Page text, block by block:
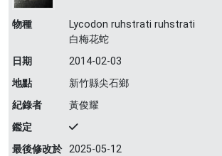
物種
Lycodon ruhstrati ruhstrati
白梅花蛇
日期
2014-02-03
地點
新竹縣尖石鄉
紀錄者
黃俊耀
鑑定
最後修改於 2025-05-12